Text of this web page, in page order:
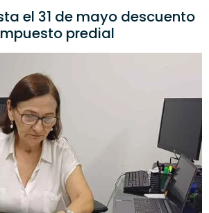
el 31 de mayo descuento
predial